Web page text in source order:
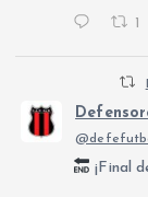
¡Final